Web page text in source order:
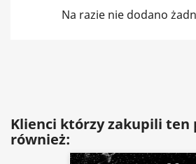
Na razie nie dodano
Klienci którzy zakupili
również: